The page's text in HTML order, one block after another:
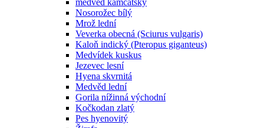
Nosorožec bílý
Mrož lední
Veverka obecná (Sciurus vulgaris)
Kaloň indický (Pteropus giganteus)
Medvídek kuskus
Jezevec lesní
Hyena skvrnitá
Medvěd lední
Gorila nížinná východní
Kočkodan zlatý
Pes hyenovitý